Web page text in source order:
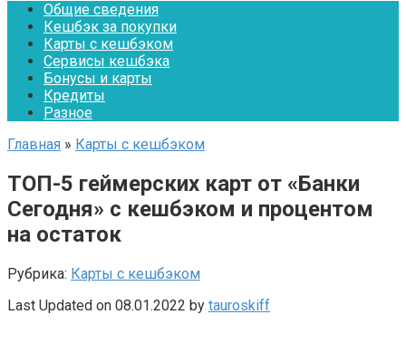
Общие сведения
Кешбэк за покупки
Карты с кешбэком
Сервисы кешбэка
Бонусы и карты
Кредиты
Разное
Главная » Карты с кешбэком
ТОП-5 геймерских карт от «Банки
Сегодня» с кешбэком и процентом
на остаток
Рубрика: Карты с кешбэком
Last Updated on 08.01.2022 by tauroskiff